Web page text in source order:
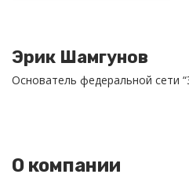
Эрик Шамгунов
Основатель федеральной сети
О компании